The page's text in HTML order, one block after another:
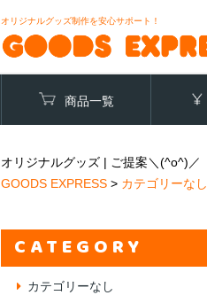
オリジナルグッズ制作を安心サポート！
商品一覧
オリジナルグッズ | ご提案＼(^o^)／
GOODS EXPRESS > カテゴリーなし
CATEGORY
カテゴリーなし